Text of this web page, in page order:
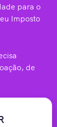
para o
Imposto
de